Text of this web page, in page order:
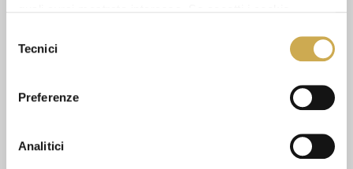
delTecnici
Preferenze
Analitici